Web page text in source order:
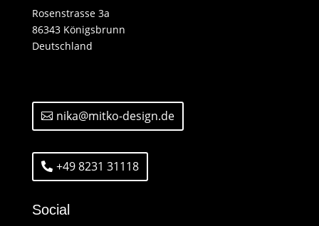
Rosenstrasse 3a
86343 Königsbrunn
Deutschland
nika@mitko-design.de
+49 8231 31118
Social